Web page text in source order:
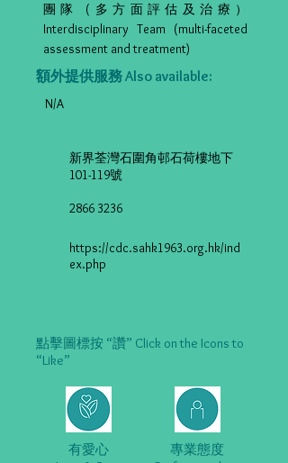
團隊 (多方面評估及治療）
Interdisciplinary Team (multi-faceted
assessment and treatment)
額外提供服務 Also available:
N/A
新界荃灣石圍角邨石荷樓地下
101-119號
2866 3236
https://cdc.sahk1963.org.hk/ind
ex.php
點擊圖標按 “讚” Click on the Icons to
“Like”
有愛心
專業態度